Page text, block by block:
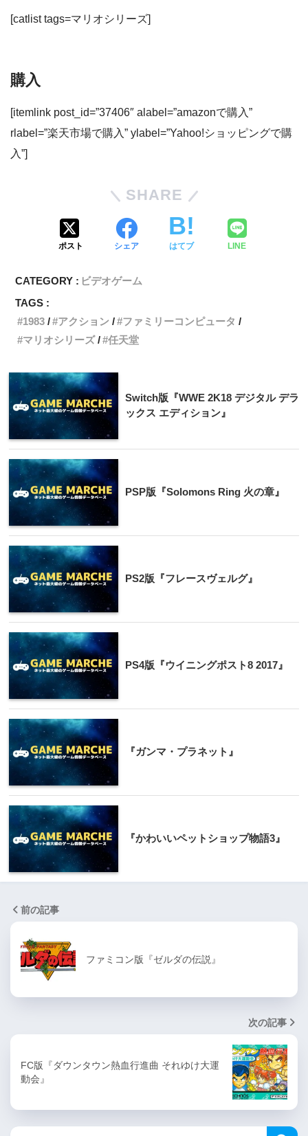
[catlist tags=マリオシリーズ]
購入
[itemlink post_id=”37406″ alabel=”amazonで購入”
rlabel=”楽天市場で購入” ylabel=”Yahoo!ショッピングで購
入”]
SHARE
ポスト シェア はてブ LINE
CATEGORY : ビデオゲーム
TAGS :
1983
アクション
ファミリーコンピュータ
マリオシリーズ
任天堂
Switch版『WWE 2K18 デジタル デラ
ックス エディション』
PSP版『Solomons Ring 火の章』
PS2版『フレースヴェルグ』
PS4版『ウイニングポスト8 2017』
『ガンマ・プラネット』
『かわいいペットショップ物語3』
前の記事
ファミコン版『ゼルダの伝説』
次の記事
FC版『ダウンタウン熱血行進曲 それゆけ大運
動会』